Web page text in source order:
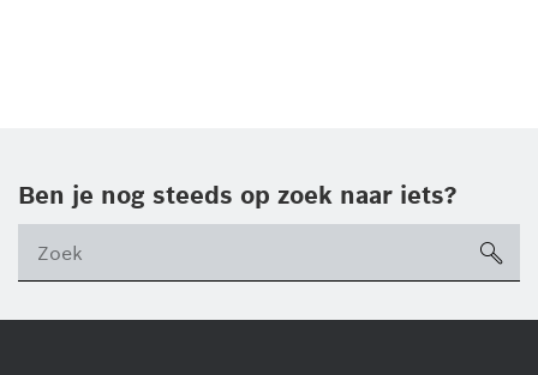
Ben je nog steeds op zoek naar iets?